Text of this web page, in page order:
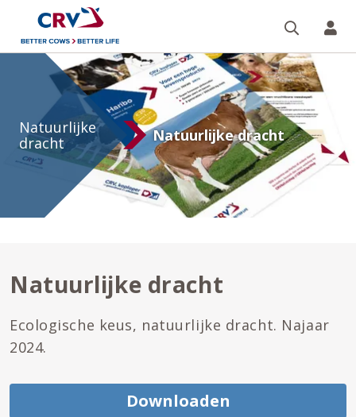
Natuurlijke
dracht
Natuurlijke
dracht
Natuurlijke dracht
Natuurlijke dracht
Ecologische keus, natuurlijke dracht. Najaar
2024.
Downloaden